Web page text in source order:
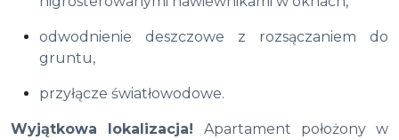
odwodnienie deszczowe z rozsączaniem do
gruntu,
przyłącze światłowodowe.
Wyjątkowa lokalizacja! Apartament położony w